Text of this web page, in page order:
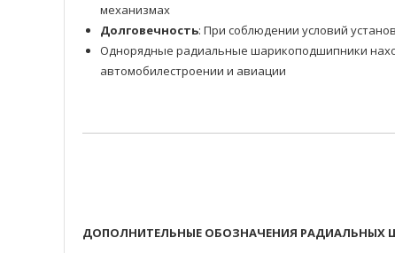
механизмах
Долговечность: При соблюдении условий
Однорядные радиальные шарикоподшипники
автомобилестроении и авиации
ДОПОЛНИТЕЛЬНЫЕ ОБОЗНАЧЕНИЯ РАДИАЛЬНЫХ